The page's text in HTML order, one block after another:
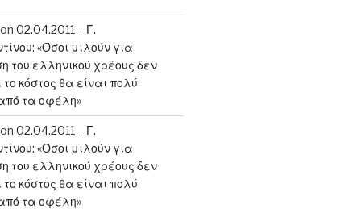
on 02.04.2011 – Γ.
«Όσοι μιλούν για
του ελληνικού χρέους δεν
το κόστος θα είναι πολύ
τα οφέλη»
on 02.04.2011 – Γ.
«Όσοι μιλούν για
του ελληνικού χρέους δεν
το κόστος θα είναι πολύ
τα οφέλη»